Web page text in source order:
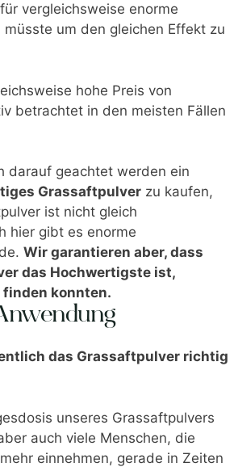
vergleichsweise enorme
müsste um den gleichen Effekt zu
hohe Preis von
betrachtet in den meisten Fällen
darauf geachtet werden ein
Grassaftpulver zu kaufen,
ist nicht gleich
hier gibt es enorme
Wir garantieren aber, dass
das Hochwertigste ist,
konnten.
das Grassaftpulver richtig
unseres Grassaftpulvers
auch viele Menschen, die
einnehmen, gerade in Zeiten